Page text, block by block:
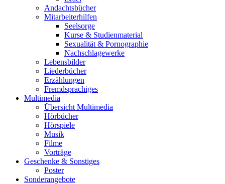
Andachtsbücher
Mitarbeiterhilfen
Seelsorge
Kurse & Studienmaterial
Sexualität & Pornographie
Nachschlagewerke
Lebensbilder
Liederbücher
Erzählungen
Fremdsprachiges
Multimedia
Übersicht Multimedia
Hörbücher
Hörspiele
Musik
Filme
Vorträge
Geschenke & Sonstiges
Poster
Sonderangebote